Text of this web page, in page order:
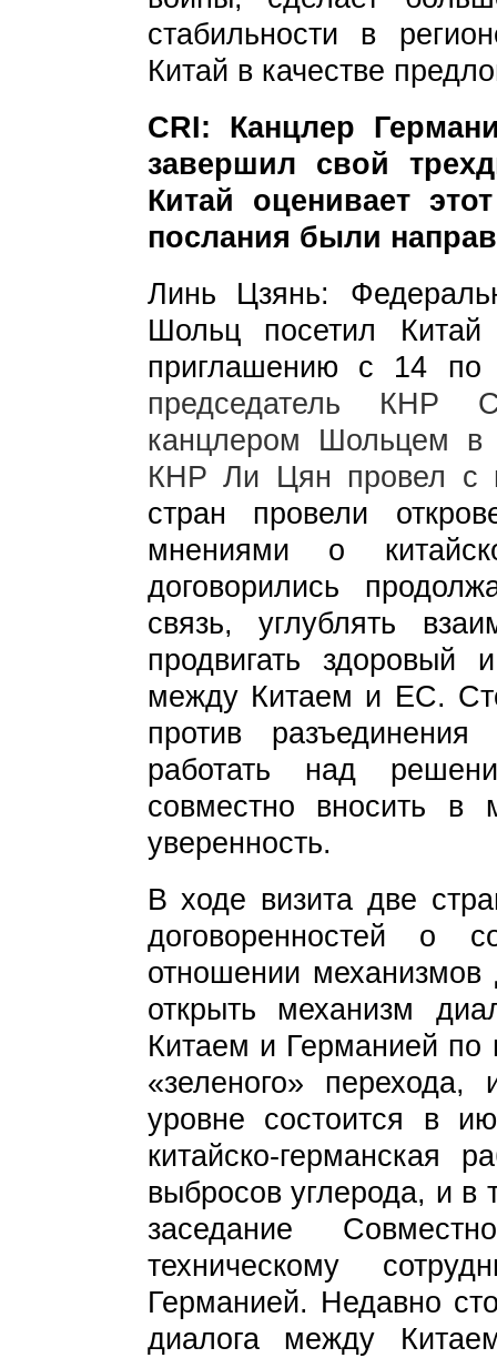
стабильности в
Китай в качестве
CRI: Канцлер
завершил свой
Китай оценивает
послания были
Линь Цзянь:
Шольц посетил
приглашению с 14
председатель КНР
канцлером Шольцем в
КНР Ли Цян провел с
стран провели
мнениями о
договорились
связь, углублять
продвигать здоровый
между Китаем и ЕС.
против
работать над
совместно вносить в
уверенность.
В ходе визита две
договоренностей о
отношении механизмов
открыть механизм
Китаем и Германией по
«зеленого»
уровне состоится в
китайско-германская
выбросов углерода, и в
заседание
техническому
Германией. Недавно
диалога между